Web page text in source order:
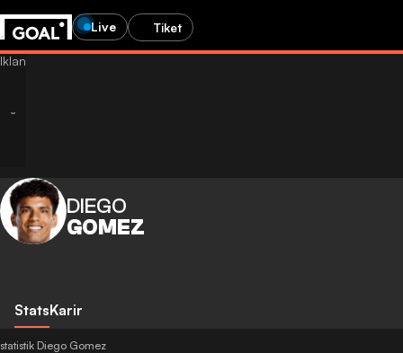
Live Tiket
DIEGO
GOMEZ
StatsKarir
statistik Diego Gomez